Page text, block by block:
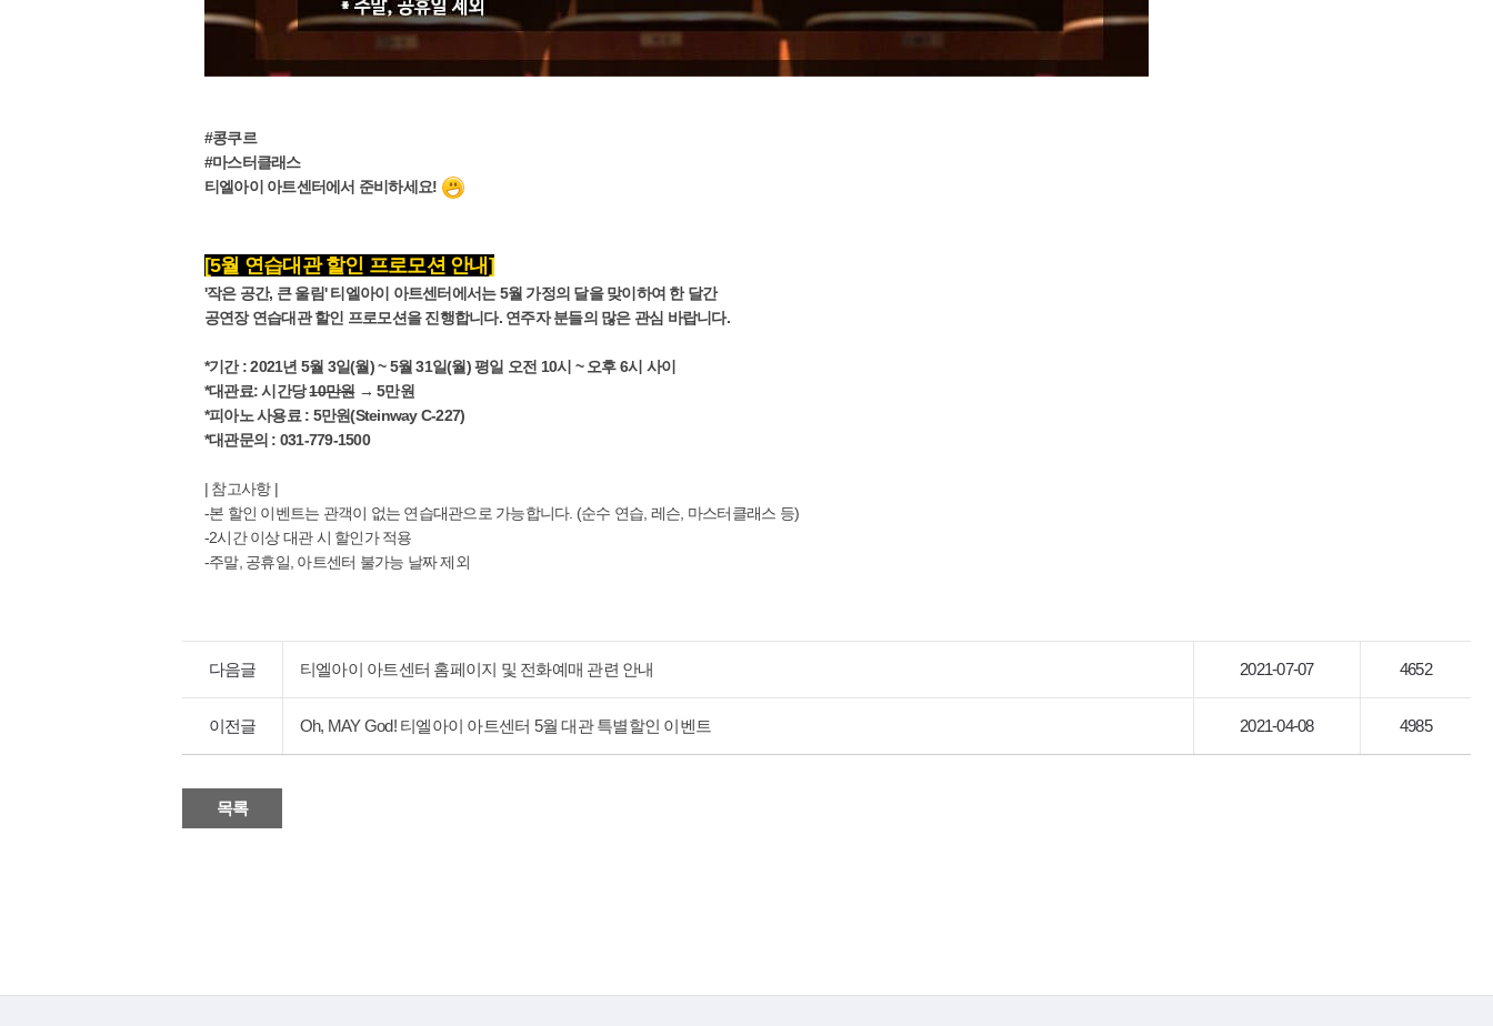
#콩쿠르
#마스터클래스
티엘아이 아트센터에서 준비하세요!
[5월 연습대관 할인 프로모션 안내]
'작은 공간, 큰 울림' 티엘아이 아트센터에서는 5월 가정의 달을 맞이하여 한 달간
공연장 연습대관 할인 프로모션을 진행합니다. 연주자 분들의 많은 관심 바랍니다.
*기간 : 2021년 5월 3일(월) ~ 5월 31일(월) 평일 오전 10시 ~ 오후 6시 사이
*대관료: 시간당10만원→ 5만원
*피아노 사용료 : 5만원(Steinway C-227)
*대관문의 : 031-779-1500
| 참고사항 |
-본 할인 이벤트는 관객이 없는 연습대관으로 가능합니다. (순수 연습, 레슨, 마스터클래스 등)
-2시간 이상 대관 시 할인가 적용
-주말, 공휴일, 아트센터 불가능 날짜 제외
다음글 티엘아이 아트센터 홈페이지 및 전화예매 관련 안내 2021-07-07 4652
이전글 Oh, MAY God! 티엘아이 아트센터 5월 대관 특별할인 이벤트 2021-04-08 4985
목록